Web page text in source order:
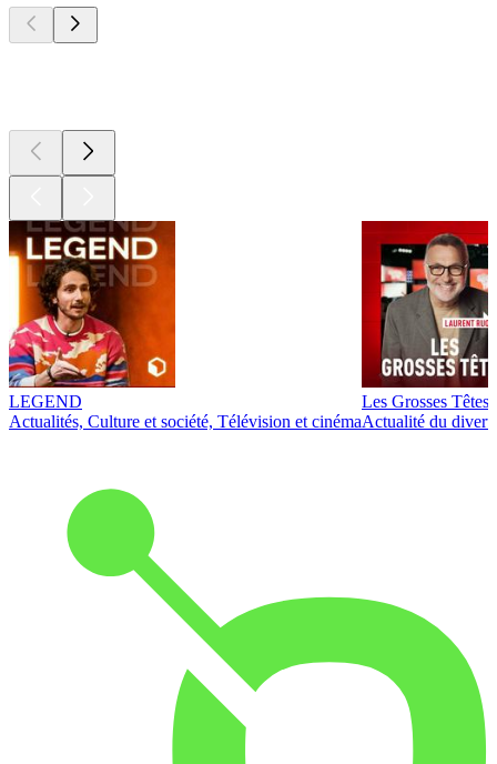
LEGEND
Actualités, Culture et société, Télévision et cinéma
Les Grosses Têtes
Actualité du